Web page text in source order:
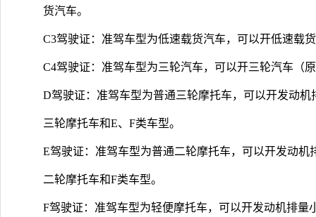
货汽车。
C3驾驶证：准驾车型为低速载货汽车，可以开低速载
C4驾驶证：准驾车型为三轮汽车，可以开三轮汽车（
D驾驶证：准驾车型为普通三轮摩托车，可以开发动机
三轮摩托车和E、F类车型。
E驾驶证：准驾车型为普通二轮摩托车，可以开发动机
二轮摩托车和F类车型。
F驾驶证：准驾车型为轻便摩托车，可以开发动机排量